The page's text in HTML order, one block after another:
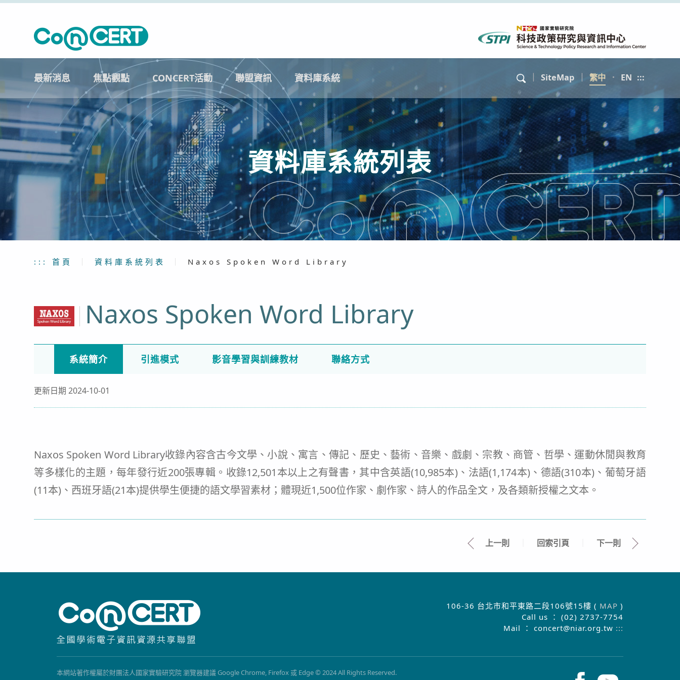
最新消息 焦點觀點 CONCERT活動 聯盟資訊 資料庫系統 SiteMap 繁中 ． EN :::
資料庫系統列表
:::首頁 資料庫系統列表 Naxos Spoken Word Library
Naxos Spoken Word Library
系統簡介 引進模式 影音學習與訓練教材 聯絡方式
更新日期 2024-10-01
Naxos Spoken Word Library收錄內容含古今文學、小說、寓言、傳記、歷史、藝術、音樂、戲劇、宗教、商管、哲學、運動休閒與教育
等多樣化的主題，每年發行近200張專輯。收錄12,501本以上之有聲書，其中含英語(10,985本)、法語(1,174本)、德語(310本)、葡萄牙語
(11本)、西班牙語(21本)提供學生便捷的語文學習素材；體現近1,500位作家、劇作家、詩人的作品全文，及各類新授權之文本。
上一則 回索引頁 下一則
106-36 台北市和平東路二段106號15樓 ( MAP )
Call us ： (02) 2737-7754
Mail ： concert@niar.org.tw :::
本網站著作權屬於財團法人國家實驗研究院 瀏覽器建議 Google Chrome, Firefox 或 Edge © 2024 All Rights Reserved.